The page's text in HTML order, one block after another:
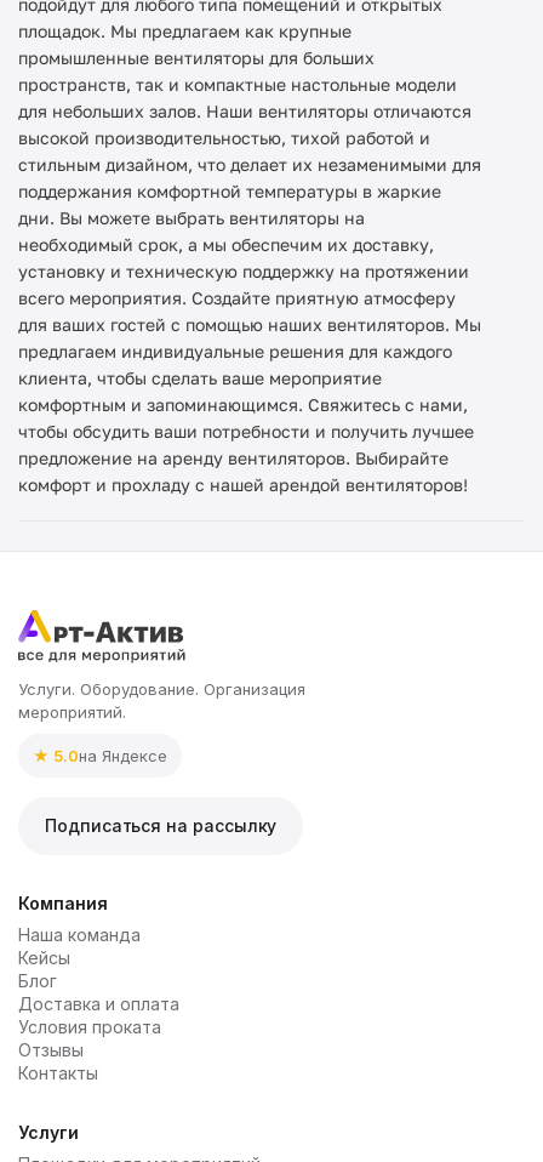
площадок. Мы предлагаем как крупные
промышленные вентиляторы для больших
пространств, так и компактные настольные модели
для небольших залов. Наши вентиляторы отличаются
высокой производительностью, тихой работой и
стильным дизайном, что делает их незаменимыми для
поддержания комфортной температуры в жаркие
дни. Вы можете выбрать вентиляторы на
необходимый срок, а мы обеспечим их доставку,
установку и техническую поддержку на протяжении
всего мероприятия. Создайте приятную атмосферу
для ваших гостей с помощью наших вентиляторов. Мы
предлагаем индивидуальные решения для каждого
клиента, чтобы сделать ваше мероприятие
комфортным и запоминающимся. Свяжитесь с нами,
чтобы обсудить ваши потребности и получить лучшее
предложение на аренду вентиляторов. Выбирайте
комфорт и прохладу с нашей арендой вентиляторов!
Услуги. Оборудование. Организация
мероприятий.
★ 5.0на Яндексе
Подписаться на рассылку
Компания
Наша команда
Кейсы
Блог
Доставка и оплата
Условия проката
Отзывы
Контакты
Услуги